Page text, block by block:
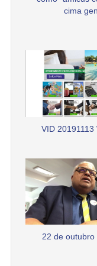
cima
VID 20191113
22 de outubro